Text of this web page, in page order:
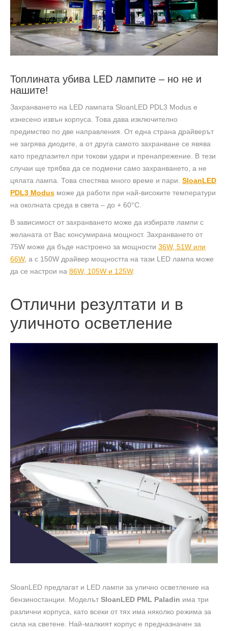
Топлината убива LED лампите – но не и
нашите!
Захранването на LED лампата SloanLED PDL3 Modus е
изнесено извън корпуса. Това дава изключително
предимство по две направления. От една страна драйверът
не загрява диодите, а от друга самото захранване се явява
като предпазител при токови удари и пренапрежение. В тези
случаи ще трябва да се подмени само захранването, а не
цялата лампа. Това спестява много време и пари. SloanLED
PDL3 Modus може да работи при най-високите температури
на околната среда в света – до + 60°C.
В зависимост от захранването може да избирате лампи с
желаната от Вас консумирана мощност. Захранването от
75W може да бъде настроено за мощности 36W, 51W или
66W, а с 150W драйвер мощността на тази LED лампа може
да се настрои на 86W, 105W и 125W.
Отлични резултати и в
уличното осветление
SloanLED предлагат и LED лампи за улично осветление на
бензиностанции. Моделът SloanLED PML Paladin има три
различни корпуса, като всеки от тях има няколко режима за
сила на светене. Най-малкият корпус е предназначен за